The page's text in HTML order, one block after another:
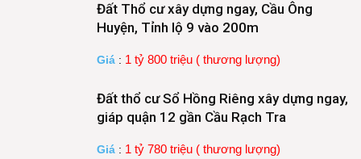
Đất Thổ cư xây dựng ngay, Cầu Ông
Huyện, Tỉnh lộ 9 vào 200m
Giá : 1 tỷ 800 triệu ( thương lượng)
Đất thổ cư Sổ Hồng Riêng xây dựng ngay,
giáp quận 12 gần Cầu Rạch Tra
Giá : 1 tỷ 780 triệu ( thương lượng)